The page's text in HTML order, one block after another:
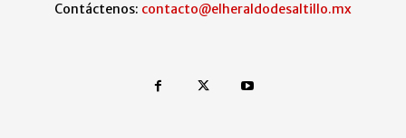
Contáctenos: contacto@elheraldodesaltillo.mx